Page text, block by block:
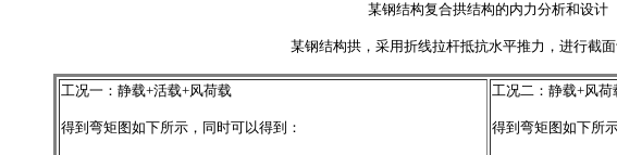
某钢结构复合拱结构的内力分析和设计
某钢结构拱，采用折线拉杆抵抗水平推力，进行截
工况一：静载+活载+风荷载
得到弯矩图如下所示，同时可以得到：
工况二：静载+风荷
得到弯矩图如下所